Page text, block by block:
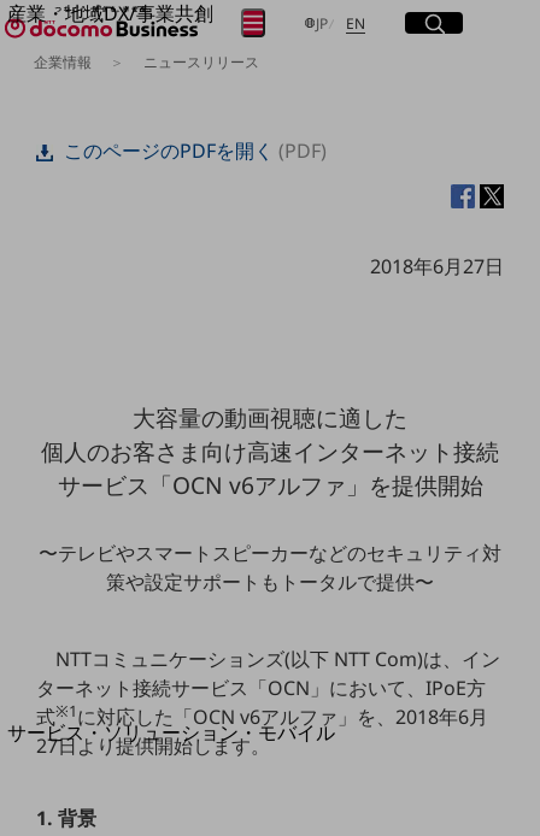
産業・地域DX/事業共創
OPEN HUB for Plural Futures
イベント/ウェビナー
Smart Worksite
生成AI(Generative AI)
地域の取り組み
地域経済のさらなる活性化に取り組みます
自治体・地域社会との共創
LGPF(Local Government Platform)
別ウィンドウで開きます
サービス・ソリューション・モバイル
サービス・ソリューションTOP
サービス・ソリューションをご紹介
JP日本語
EN Englishサイト内検索
開く
メニュー
開く
企業情報 ニュースリリース
このページのPDFを開く(PDF)
2018年6月27日
大容量の動画視聴に適した
個人のお客さま向け高速インターネット接続
サービス「OCN v6アルファ」を提供開始
〜テレビやスマートスピーカーなどのセキュリティ対
策や設定サポートもトータルで提供〜
NTTコミュニケーションズ(以下 NTT Com)は、イン
ターネット接続サービス「OCN」において、IPoE方
式※1に対応した「OCN v6アルファ」を、2018年6月
27日より提供開始します。
1. 背景